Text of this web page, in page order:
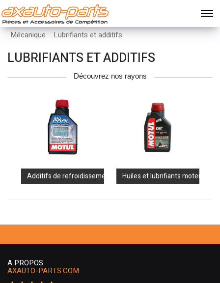
Mécanique Lubrifiants et additifs
LUBRIFIANTS ET ADDITIFS
Découvrez nos rayons
Additifs de refroidissement Huiles et lubrifiants moteur
A PROPOS
AXAUTO-PARTS.COM